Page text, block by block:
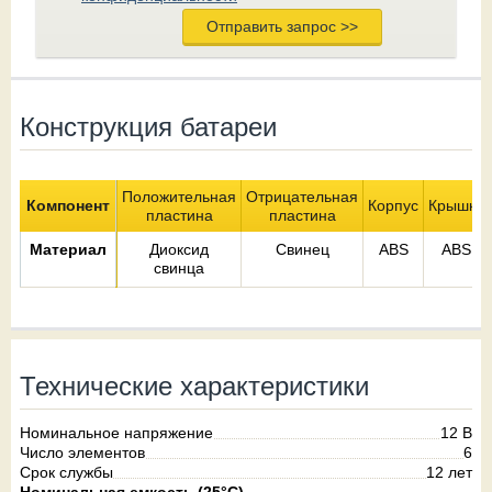
Конструкция батареи
Компонент
Положительная
пластина
Отрицательная
пластина
Корпус Крышка
Материал
Диоксид
свинца
Свинец ABS ABS
Технические характеристики
Номинальное напряжение
12 В
Число элементов
6
Срок службы
12 лет